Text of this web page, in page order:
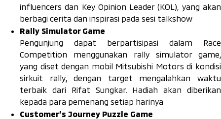
influencers dan Key Opinion Leader(KOL), yang akan
berbagi cerita dan inspirasi pada sesi talkshow
Rally Simulator Game
Pengunjung dapat berpartisipasi dalam Race
Competition menggunakan rally simulator game,
yang diset dengan mobil Mitsubishi Motors di kondisi
sirkuit rally, dengan target mengalahkan waktu
terbaik dari Rifat Sungkar.
Hadiah akan diberikan
kepada para pemenang setiap harinya
Customer’s Journey Puzzle Game